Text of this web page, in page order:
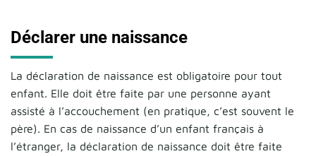
Déclarer une naissance
La déclaration de naissance est obligatoire pour tout
enfant. Elle doit être faite par une personne ayant
assisté à l’accouchement (en pratique, c’est souvent le
père). En cas de naissance d’un enfant français à
l’étranger, la déclaration de naissance doit être faite